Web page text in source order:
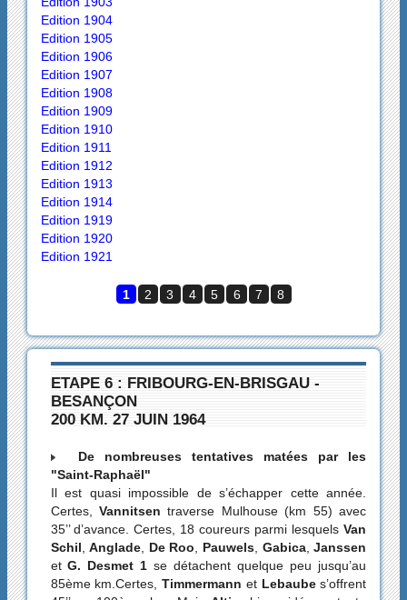
Edition 1904
Edition 1905
Edition 1906
Edition 1907
Edition 1908
Edition 1909
Edition 1910
Edition 1911
Edition 1912
Edition 1913
Edition 1914
Edition 1919
Edition 1920
Edition 1921
1 2 3 4 5 6 7 8
ETAPE 6 : FRIBOURG-EN-BRISGAU -
BESANÇON
200 KM. 27 JUIN 1964
De nombreuses tentatives matées par les
"Saint-Raphaël"
Il est quasi impossible de s’échapper cette année.
Certes, Vannitsen traverse Mulhouse (km 55) avec
35’’ d’avance. Certes, 18 coureurs parmi lesquelsVan
Schil,Anglade, De Roo, Pauwels, Gabica,Janssen
etG. Desmet 1 se détachent quelque peu jusqu’au
85ème km.Certes,Timmermann etLebaubes’offrent